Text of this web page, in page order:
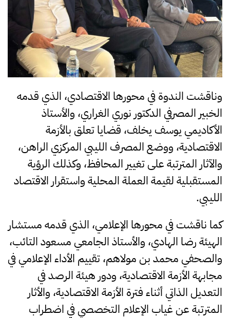
وناقشت الندوة في محورها الاقتصادي، الذي قدمه
الخبير المصرفي الدكتور نوري الغراري، والأستاذ
الأكاديمي يوسف يخلف، قضايا تعلق بالأزمة
الاقتصادية، ووضع المصرف الليبي المركزي الراهن،
والآثار المترتبة على تغيير المحافظ، وكذلك الرؤية
المستقبلية لقيمة العملة المحلية واستقرار الاقتصاد
الليبي.
كما ناقشت في محورها الإعلامي، الذي قدمه مستشار
الهيئة رضا الهادي، والأستاذ الجامعي مسعود التائب،
والصحفي محمد بن مولاهم، تقييم الأداء الإعلامي في
مجابهة الأزمة الاقتصادية، ودور هيئة الرصد في
التعديل الذاتي أثناء فترة الأزمة الاقتصادية، والأثار
المترتبة عن غياب الإعلام التخصصي في اضطراب